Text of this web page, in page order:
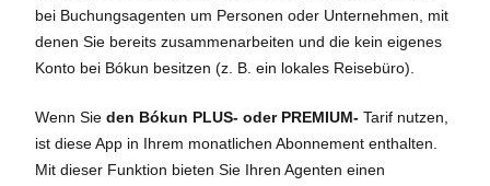
bei Buchungsagenten um Personen oder Unternehmen, mit
denen Sie bereits zusammenarbeiten und die kein eigenes
Konto bei Bókun besitzen (z. B. ein lokales Reisebüro).
Wenn Sie den Bókun PLUS- oder PREMIUM- Tarif nutzen,
ist diese App in Ihrem monatlichen Abonnement enthalten.
Mit dieser Funktion bieten Sie Ihren Agenten einen